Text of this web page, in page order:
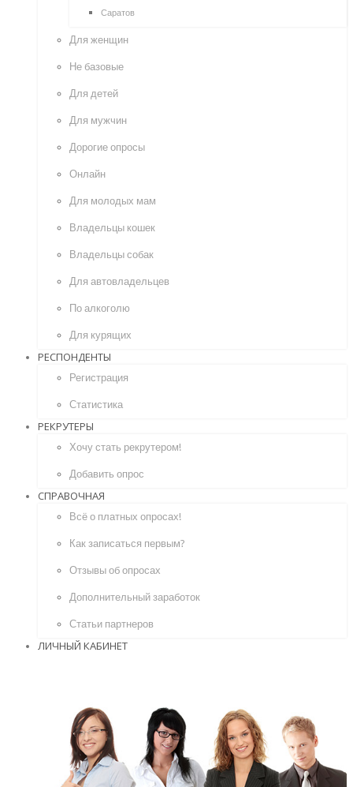
Саратов
Для женщин
Не базовые
Для детей
Для мужчин
Дорогие опросы
Онлайн
Для молодых мам
Владельцы кошек
Владельцы собак
Для автовладельцев
По алкоголю
Для курящих
РЕСПОНДЕНТЫ
Регистрация
Статистика
РЕКРУТЕРЫ
Хочу стать рекрутером!
Добавить опрос
СПРАВОЧНАЯ
Всё о платных опросах!
Как записаться первым?
Отзывы об опросах
Дополнительный заработок
Статьи партнеров
ЛИЧНЫЙ КАБИНЕТ